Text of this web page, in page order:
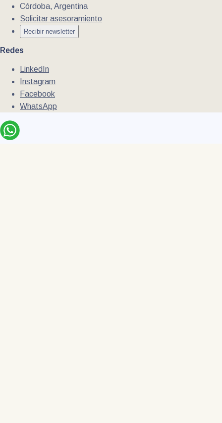
Córdoba, Argentina
Solicitar asesoramiento
Recibir newsletter
Redes
LinkedIn
Instagram
Facebook
WhatsApp